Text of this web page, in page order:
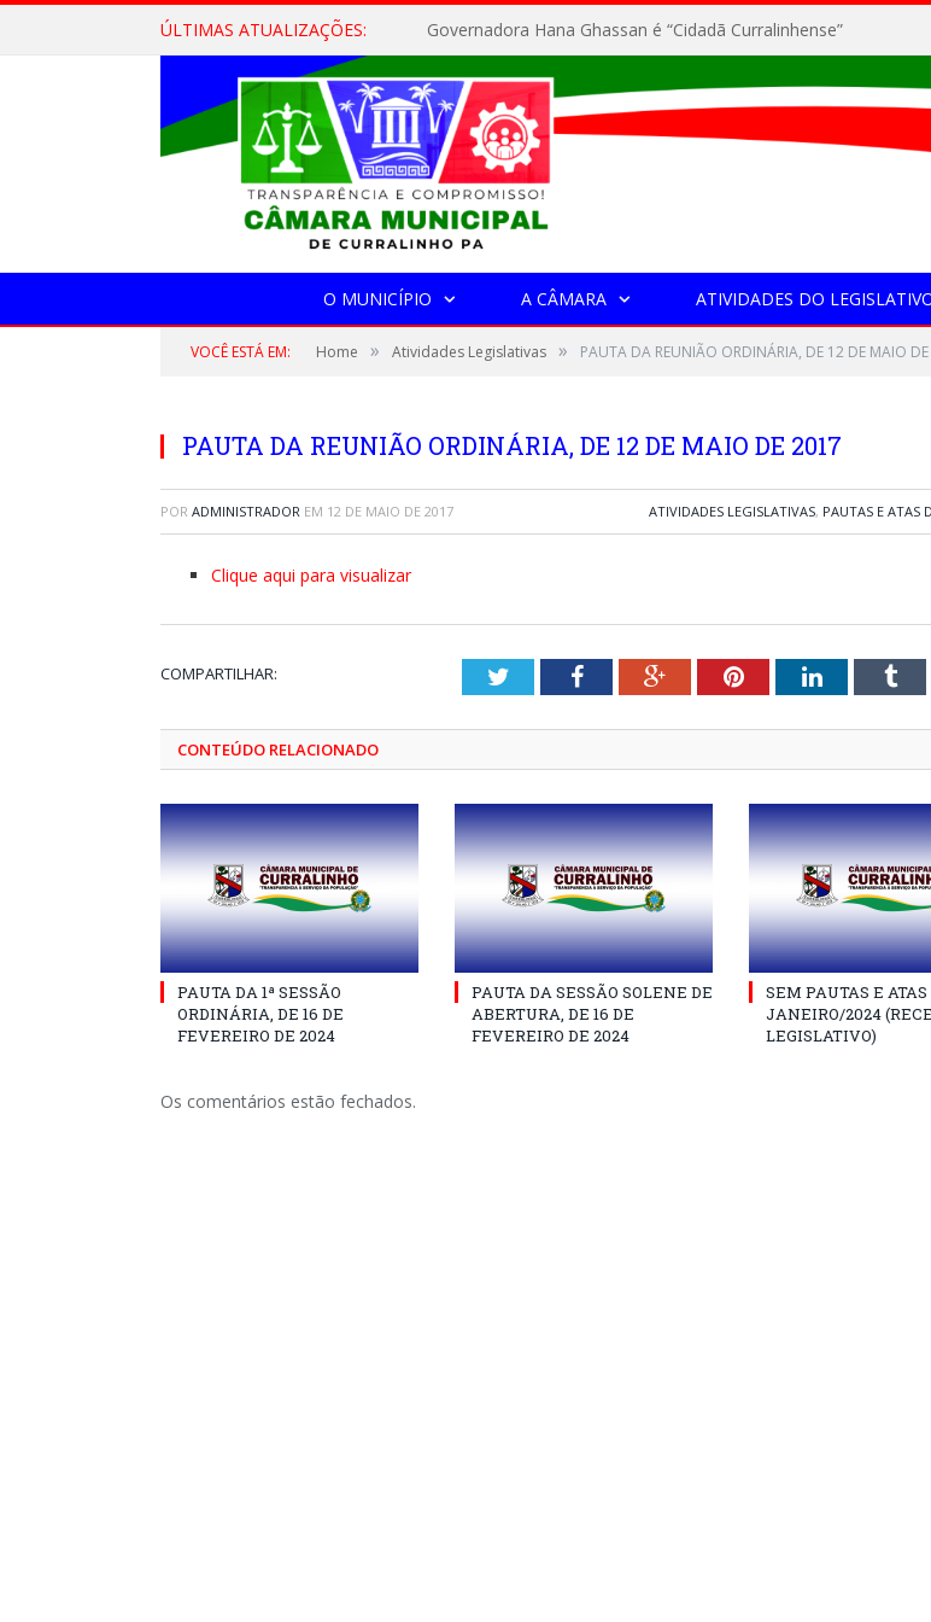
ÚLTIMAS ATUALIZAÇÕES: Governadora Hana Ghassan é “Cidadã Curralinhense”
O MUNICÍPIO A CÂMARA ATIVIDADES DO
VOCÊ ESTÁ EM: Home » Atividades Legislativas » PAUTA DA REUNIÃO ORDINÁRIA, DE 12 DE MAIO
PAUTA DA REUNIÃO ORDINÁRIA, DE 12 DE MAIO DE 2017
POR ADMINISTRADOR EM 12 DE MAIO DE 2017 ATIVIDADES LEGISLATIVAS, PAUTAS E ATAS
Clique aqui para visualizar
COMPARTILHAR: TwitterFacebookGoogle+PinterestLinkedIn
CONTEÚDO RELACIONADO
PAUTA DA 1ª SESSÃO
ORDINÁRIA, DE 16 DE
FEVEREIRO DE 2024
PAUTA DA SESSÃO SOLENE DE
ABERTURA, DE 16 DE
FEVEREIRO DE 2024
SEM PAUTAS E
JANEIRO/2024
LEGISLATIVO)
Os comentários estão fechados.